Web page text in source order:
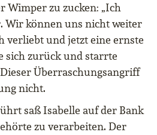
Wimper zu zucken: „Ich
Wir können uns nicht weiter
verliebt und jetzt eine ernste
sich zurück und starrte
Überraschungsangriff
nicht.
saß Isabelle auf der Bank
zu verarbeiten. Der